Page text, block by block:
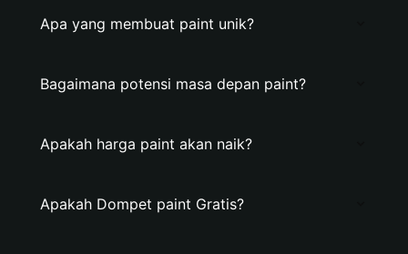
Apa yang membuat paint unik?
Bagaimana potensi masa depan paint?
Apakah harga paint akan naik?
Apakah Dompet paint Gratis?